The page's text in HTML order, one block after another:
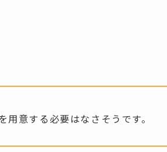
意する必要はなさそうです。